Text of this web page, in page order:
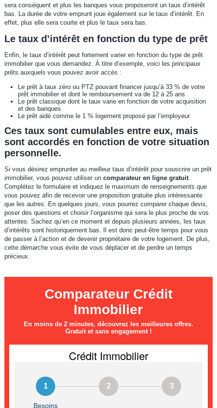
sera conséquent et plus les banques vous proposeront un taux d’intérêt
bas. La durée de votre emprunt joue également sur le taux d’intérêt. En
effet, plus elle sera courte et plus le taux sera bas.
Le taux d’intérêt en fonction du type de prêt
Enfin, le taux d’intérêt peut fortement varier en fonction du type de prêt
immobilier que vous demandez. À titre d’exemple, voici les principaux
prêts auxquels vous pouvez avoir accès :
Le prêt à taux zéro ou PTZ pouvant financer jusqu’à 33 % de votre
prêt immobilier et dont le remboursement va de 12 à 25 ans
Le prêt classique dont le taux varie en fonction de votre acquisition
et des banques
Le prêt aidé comme le 1 % logement proposé par l’employeur
Ces taux sont cumulables entre eux, mais
sont accordés en fonction de votre situation
personnelle.
Si vous désirez emprunter au meilleur taux d’intérêt pour souscrire un prêt
immobilier, vous pouvez utiliser un comparateur en ligne gratuit.
Complétez le formulaire et indiquez le maximum de renseignements que
vous pouvez afin de recevoir une proposition gratuite plus intéressante
que les autres. En quelques jours, vous pourrez comparer chaque devis,
poser des questions et choisir l’organisme qui sera le plus proche de vos
attentes. Sachez qu’en ce moment et depuis plusieurs années, les taux
d’intérêts sont historiquement bas. Il est donc peut-être temps pour vous
de passer à l’action et de devenir propriétaire de votre logement. De plus,
cette démarche vous évite de vous déplacer et de perdre un temps
précieux.
Comparateur Crédit
Immobilier
En moins de 2 minutes, découvrez les meilleures offres.
Gratuit et sans engagement !